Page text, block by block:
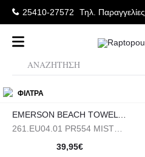
25410-27572 Τηλ. Παραγγελίες
ΦΙΛΤΡΑ
39,95€